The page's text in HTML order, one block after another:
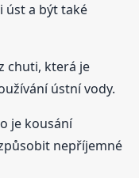
úst a být také
chuti, která je
ústní vody.
je kousání
nepříjemné